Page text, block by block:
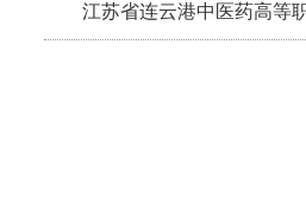
江苏省连云港中医药高等